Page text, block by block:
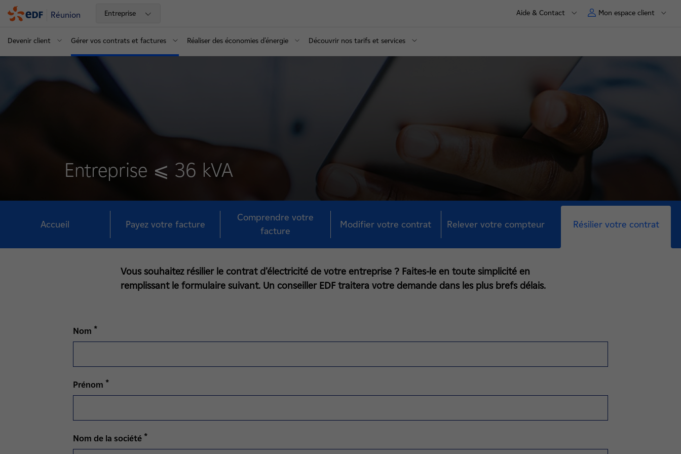
Réunion Entreprise Aide & Contact Mon espace client
Devenir client Gérer vos contrats et factures Réaliser des économies d'énergie Découvrir nos tarifs et services
Entreprise ⩽ 36 kVA
Accueil Payez votre facture
Comprendre votre
facture
Modifier votre contrat Relever votre compteur Résilier votre contrat
Vous souhaitez résilier le contrat d’électricité de votre entreprise ? Faites-le en toute simplicité en
remplissant le formulaire suivant. Un conseiller EDF traitera votre demande dans les plus brefs délais.
Nom *
Prénom *
Nom de la société *